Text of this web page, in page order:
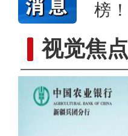
榜！
视觉焦点